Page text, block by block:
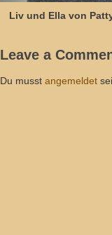
Liv und Ella von
Leave a
Du musst angemeldet